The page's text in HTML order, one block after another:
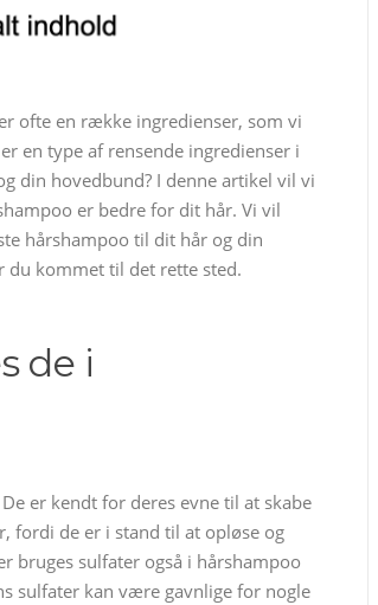
ofte en række ingredienser, som vi
en type af rensende ingredienser i
din hovedbund? I denne artikel vil vi
er bedre for dit hår. Vi vil
hårshampoo til dit hår og din
du kommet til det rette sted.
de i
er kendt for deres evne til at skabe
fordi de er i stand til at opløse og
bruges sulfater også i hårshampoo
sulfater kan være gavnlige for nogle